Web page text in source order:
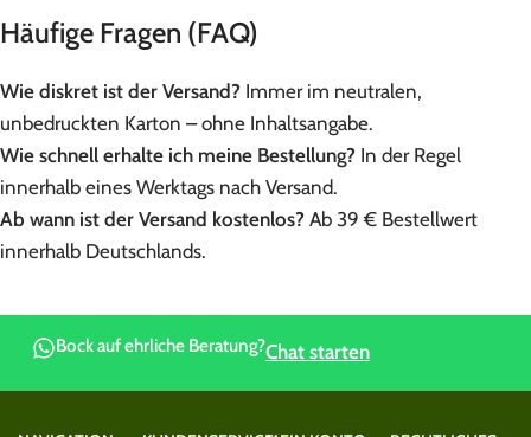
Häufige Fragen (FAQ)
Wie diskret ist der Versand? Immer im neutralen,
unbedruckten Karton – ohne Inhaltsangabe.
Wie schnell erhalte ich meine Bestellung? In der Regel
innerhalb eines Werktags nach Versand.
Ab wann ist der Versand kostenlos? Ab 39 € Bestellwert
innerhalb Deutschlands.
Bock auf ehrliche Beratung?Chat starten